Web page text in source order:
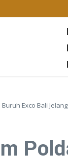
Rias
Di setiap Gereja Di
Nangerang
Tornagogo
Exco Bali